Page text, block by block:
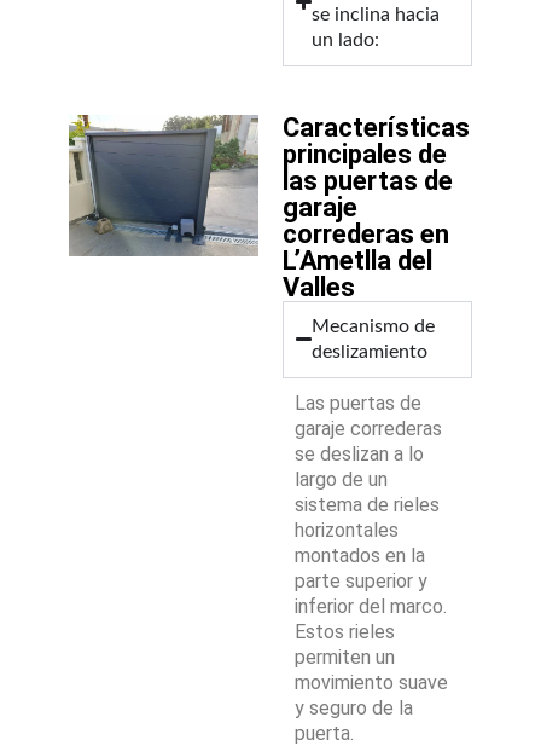
se inclina hacia
un lado:
Características
principales de
las puertas de
garaje
correderas en
L’Ametlla del
Valles
Mecanismo de
deslizamiento
Las puertas de
garaje correderas
se deslizan a lo
largo de un
sistema de rieles
horizontales
montados en la
parte superior y
inferior del marco.
Estos rieles
permiten un
movimiento suave
y seguro de la
puerta.